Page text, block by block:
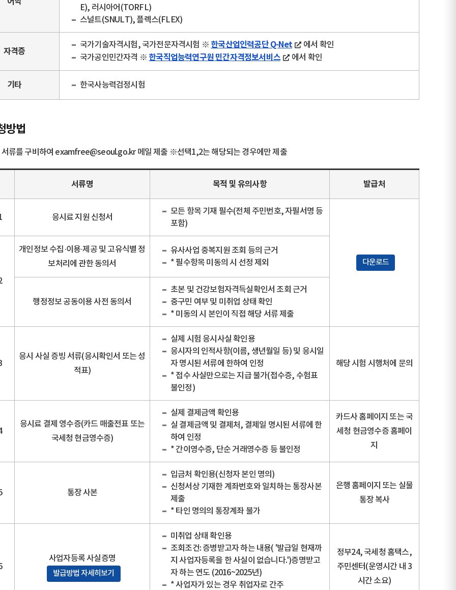
E), 러시아어(TORFL)
스널트(SNULT), 플렉스(FLEX)
자격증
국가기술자격시험, 국가전문자격시험 ※ 한국산업인력공단 Q-Net
에서 확인
국가공인민간자격 ※ 한국직업능력연구원 민간자격정보서비스 에서 확인
기타 한국사능력검정시험
방법
서류를 구비하여 examfree@seoul.go.kr 메일 제출 ※선택1,2는 해당되는 경우에만 제출
서류명 목적 및 유의사항 발급처
응시료 지원 신청서
모든 항목 기재 필수(전체 주민번호, 자필서명 등
포함)
다운로드
개인정보 수집·이용·제공 및 고유식별 정
보처리에 관한 동의서
유사사업 중복지원 조회 등의 근거
* 필수항목 미동의 시 선정 제외
행정정보 공동이용 사전 동의서
초본 및 건강보험자격득실확인서 조회 근거
중구민 여부 및 미취업 상태 확인
* 미동의 시 본인이 직접 해당 서류 제출
응시 사실 증빙 서류(응시확인서 또는 성
적표)
실제 시험 응시사실 확인용
응시자의 인적사항(이름, 생년월일 등) 및 응시일
자 명시된 서류에 한하여 인정
* 접수 사실만으로는 지급 불가(접수증, 수험표
불인정)
해당 시험 시행처에 문의
응시료 결제 영수증(카드 매출전표 또는
국세청 현금영수증)
실제 결제금액 확인용
실 결제금액 및 결제처, 결제일 명시된 서류에 한
하여 인정
* 간이영수증, 단순 거래영수증 등 불인정
카드사 홈페이지 또는 국
세청 현금영수증 홈페이
지
통장 사본
입금처 확인용(신청자 본인 명의)
신청서상 기재한 계좌번호와 일치하는 통장사본
제출
* 타인 명의의 통장계좌 불가
은행 홈페이지 또는 실물
통장 복사
사업자등록 사실증명
발급방법 자세히보기
미취업 상태 확인용
조회조건: 증병받고자 하는 내용( '발급일 현재까
지 사업자등록을 한 사실이 없습니다.')증명받고
자 하는 연도 (2016~2025년)
* 사업자가 있는 경우 취업자로 간주
정부24, 국세청 홈택스,
주민센터(운영시간 내 3
시간 소요)